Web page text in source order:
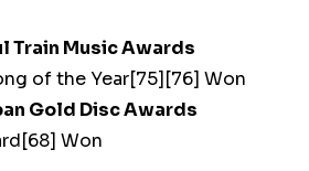
Train Music Awards
of the Year[75][76] Won
Gold Disc Awards
Won